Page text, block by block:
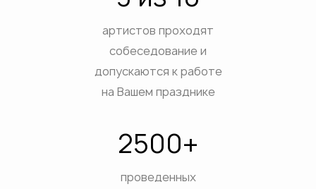
артистов проходят
собеседование и
допускаются к работе
на Вашем празднике
2500+
проведенных